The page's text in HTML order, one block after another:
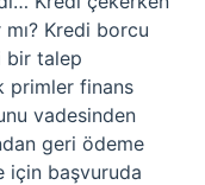
mı? Kredi borcu
bir talep
primler finans
vadesinden
geri ödeme
için başvuruda